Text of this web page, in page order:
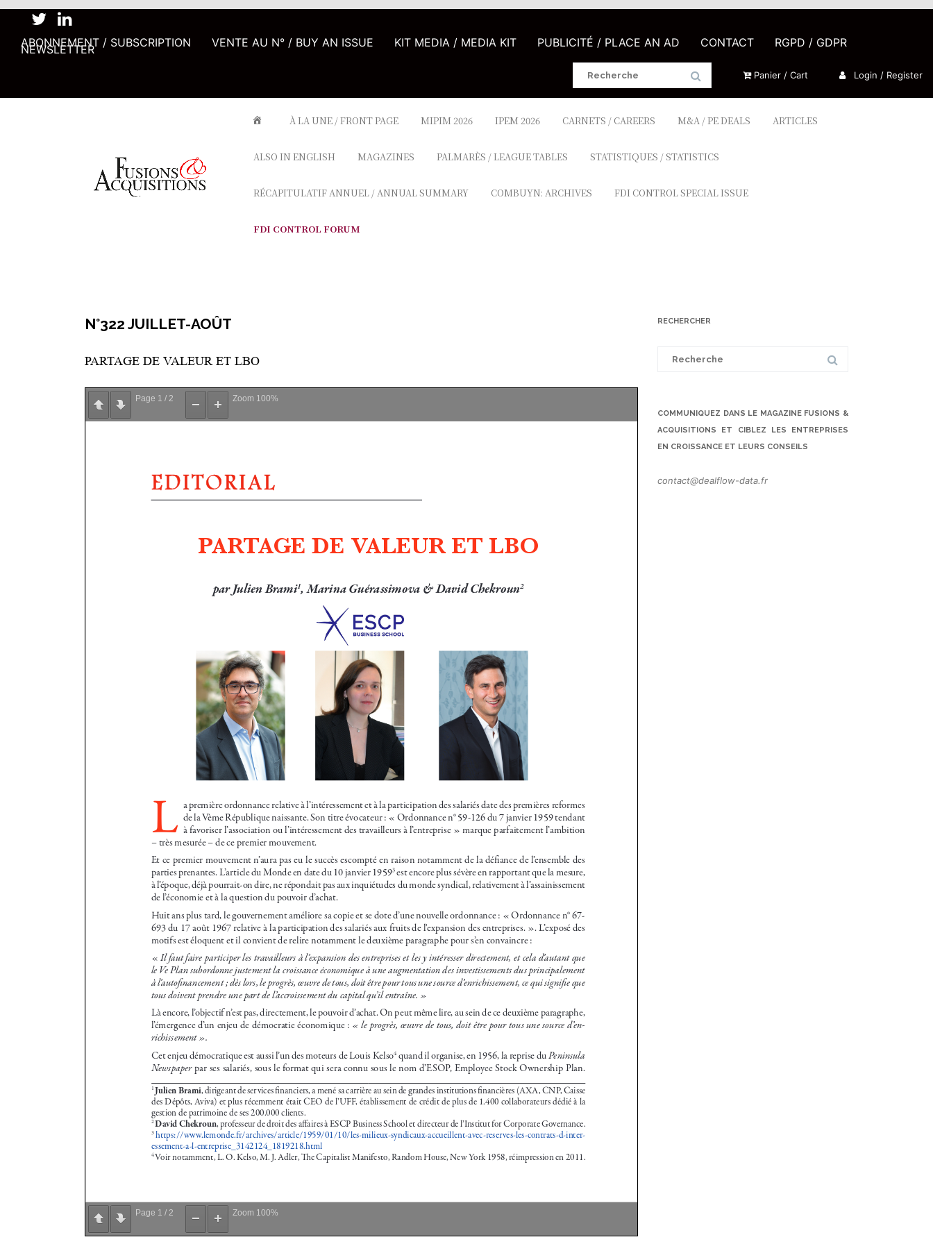
ABONNEMENT / SUBSCRIPTION VENTE AU N° / BUY AN ISSUE KIT MEDIA / MEDIA KIT PUBLICITÉ / PLACE AN AD CONTACT RGPD / GDPR
NEWSLETTER
Search
Panier / Cart Login / Register
À LA UNE / FRONT PAGE MIPIM 2026 IPEM 2026 CARNETS / CAREERS M&A / PE DEALS ARTICLES
ALSO IN ENGLISH MAGAZINES PALMARÈS / LEAGUE TABLES STATISTIQUES / STATISTICS
RÉCAPITULATIF ANNUEL / ANNUAL SUMMARY COMBUYN: ARCHIVES FDI CONTROL SPECIAL ISSUE
FDI CONTROL FORUM
N°322 JUILLET-AOÛT
PARTAGE DE VALEUR ET LBO
Page 1 / 2 Zoom 100%
Page 1 / 2 Zoom 100%
RECHERCHER
COMMUNIQUEZ DANS LE MAGAZINE FUSIONS &
ACQUISITIONS ET CIBLEZ LES ENTREPRISES
EN CROISSANCE ET LEURS CONSEILS
contact@dealflow-data.fr